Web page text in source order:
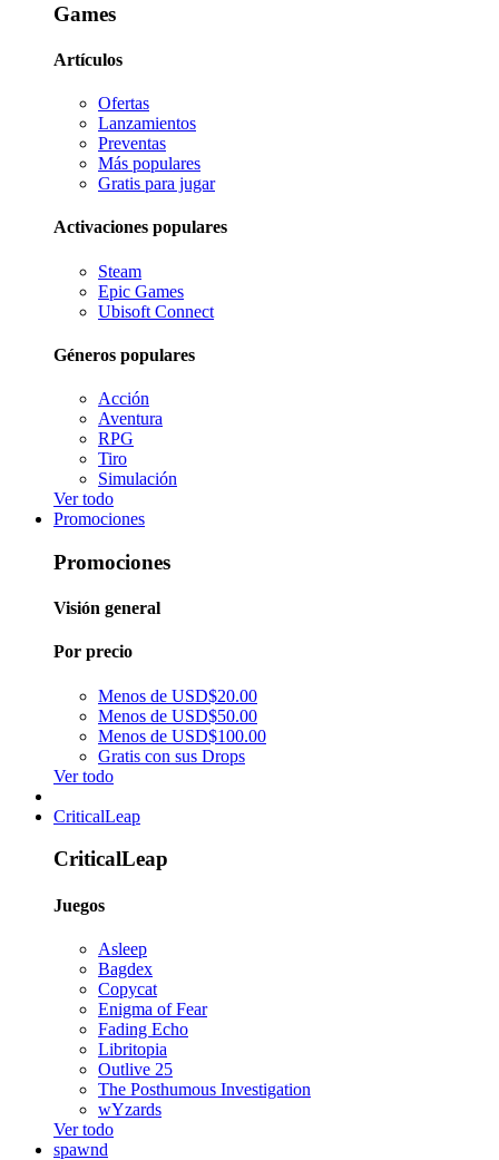
Games
Artículos
Ofertas
Lanzamientos
Preventas
Más populares
Gratis para jugar
Activaciones populares
Steam
Epic Games
Ubisoft Connect
Géneros populares
Acción
Aventura
RPG
Tiro
Simulación
Ver todo
Promociones
Promociones
Visión general
Por precio
Menos de USD$20.00
Menos de USD$50.00
Menos de USD$100.00
Gratis con sus Drops
Ver todo
CriticalLeap
CriticalLeap
Juegos
Asleep
Bagdex
Copycat
Enigma of Fear
Fading Echo
Libritopia
Outlive 25
The Posthumous Investigation
wYzards
Ver todo
spawnd